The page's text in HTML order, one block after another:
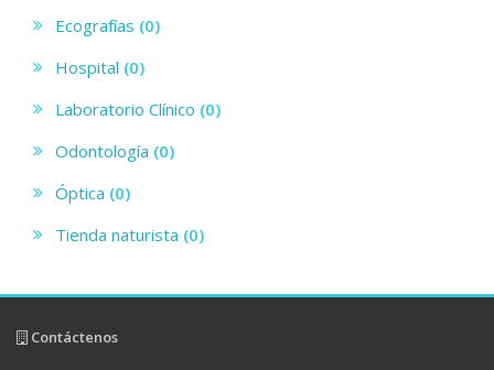
Ecografías
(0)
Hospital
(0)
Laboratorio Clínico
(0)
Odontología
(0)
Óptica
(0)
Tienda naturista
(0)
Contáctenos